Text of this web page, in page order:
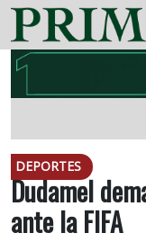
DEPORTES
Dudamel
ante la FIFA